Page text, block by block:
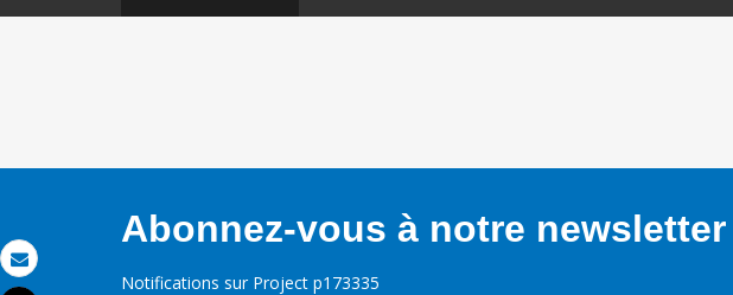
Email
Abonnez-vous à notre
Notifications sur Project p173335